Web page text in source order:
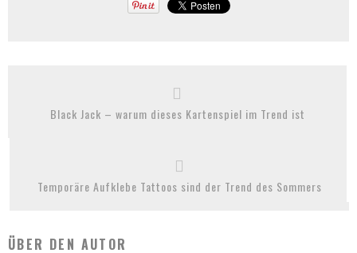
Black Jack – warum dieses Kartenspiel im Trend ist
Temporäre Aufklebe Tattoos sind der Trend des Sommers
ÜBER DEN AUTOR